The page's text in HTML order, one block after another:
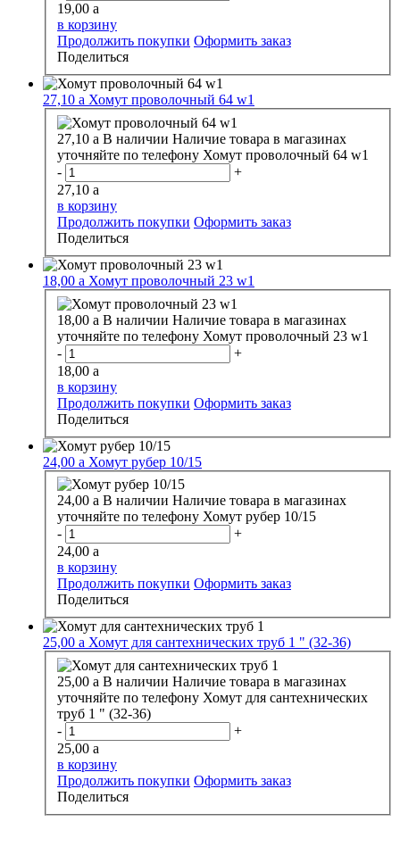
19,00 a
в корзину
Продолжить покупки Оформить заказ
Поделиться
27,10 a Хомут проволочный 64 w1
27,10 a В наличии Наличие товара в магазинах
уточняйте по телефону Хомут проволочный 64 w1
-
+
27,10 a
в корзину
Продолжить покупки Оформить заказ
Поделиться
18,00 a Хомут проволочный 23 w1
18,00 a В наличии Наличие товара в магазинах
уточняйте по телефону Хомут проволочный 23 w1
-
+
18,00 a
в корзину
Продолжить покупки Оформить заказ
Поделиться
24,00 a Хомут рубер 10/15
24,00 a В наличии Наличие товара в магазинах
уточняйте по телефону Хомут рубер 10/15
-
+
24,00 a
в корзину
Продолжить покупки Оформить заказ
Поделиться
25,00 a Хомут для сантехнических труб 1 " (32-36)
25,00 a В наличии Наличие товара в магазинах
уточняйте по телефону Хомут для сантехнических
труб 1 " (32-36)
-
+
25,00 a
в корзину
Продолжить покупки Оформить заказ
Поделиться